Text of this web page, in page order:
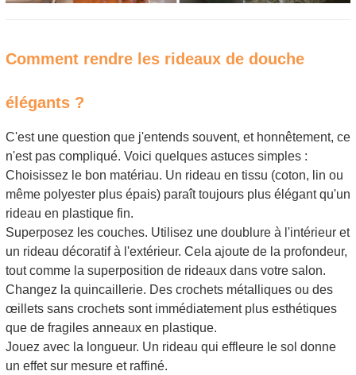
Comment rendre les rideaux de douche
élégants ?
C'est une question que j'entends souvent, et honnêtement, ce
n'est pas compliqué. Voici quelques astuces simples :
Choisissez le bon matériau. Un rideau en tissu (coton, lin ou
même polyester plus épais) paraît toujours plus élégant qu'un
rideau en plastique fin.
Superposez les couches. Utilisez une doublure à l'intérieur et
un rideau décoratif à l'extérieur. Cela ajoute de la profondeur,
tout comme la superposition de rideaux dans votre salon.
Changez la quincaillerie. Des crochets métalliques ou des
œillets sans crochets sont immédiatement plus esthétiques
que de fragiles anneaux en plastique.
Jouez avec la longueur. Un rideau qui effleure le sol donne
un effet sur mesure et raffiné.